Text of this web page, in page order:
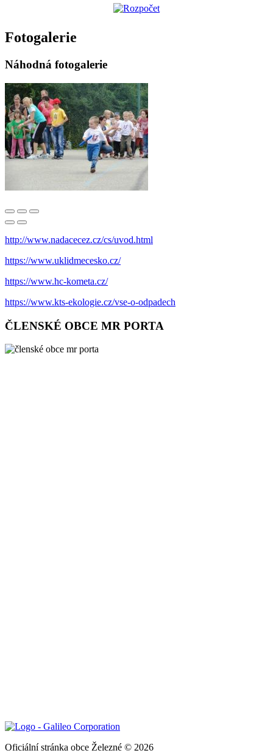
Fotogalerie
Náhodná fotogalerie
http://www.nadacecez.cz/cs/uvod.html
https://www.uklidmecesko.cz/
https://www.hc-kometa.cz/
https://www.kts-ekologie.cz/vse-o-odpadech
ČLENSKÉ OBCE MR PORTA
Oficiální stránka obce Železné © 2026